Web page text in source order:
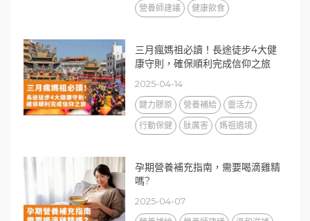
營養師建議
健康飲食
三月瘋媽祖必讀！長途徒步4大健
康守則，確保順利完成信仰之旅
2025-04-14
鍵力膠原 營養補給
靈活力
行動保健
肽厲害 媽祖遶境
孕期營養補充指南，需要喝滴雞精
嗎?
2025-04-07